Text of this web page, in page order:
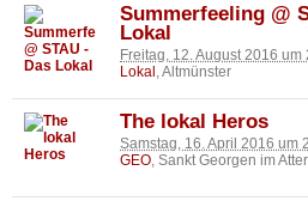
Summerfeeling @
Lokal
Freitag, 12. August 2016 um
Lokal , Altmünster
The lokal Heros
Samstag, 16. April 2016 um
GEO, Sankt Georgen im